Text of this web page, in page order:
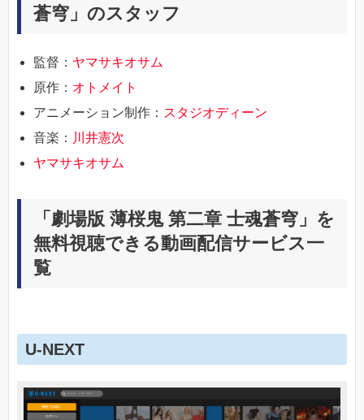
蒼穹」のスタッフ
監督： ヤマサキオサム
原作： オトメイト
アニメーション制作： スタジオディーン
音楽： 川井憲次
ヤマサキオサム
「劇場版 薄桜鬼 第二章 士魂蒼穹」を
無料視聴できる動画配信サービス一
覧
U-NEXT